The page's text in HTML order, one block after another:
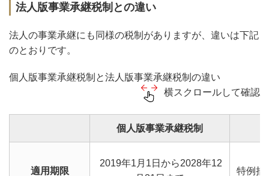
法人版事業承継税制との違い
法人の事業承継にも同様の税制がありますが、違いは下記
のとおりです。
個人版事業承継税制と法人版事業承継税制の違い
横スクロールして確認
個人版事業承継税制
適用期限
2019年1月1日から2028年12
特例措